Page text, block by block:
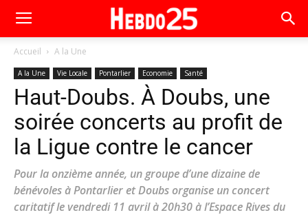
Accueil A la Une
A la Une Vie Locale Pontarlier Economie Santé
Haut-Doubs. À Doubs, une
soirée concerts au profit de
la Ligue contre le cancer
Pour la onzième année, un groupe d’une dizaine de
bénévoles à Pontarlier et Doubs organise un concert
caritatif le vendredi 11 avril à 20h30 à l’Espace Rives du